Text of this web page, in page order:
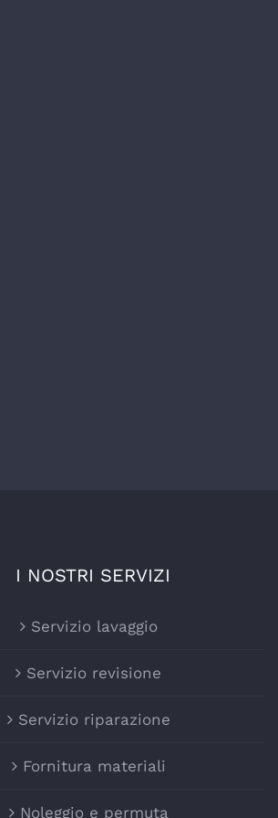
I NOSTRI SERVIZI
Servizio lavaggio
Servizio revisione
Servizio riparazione
Fornitura materiali
Noleggio e permuta